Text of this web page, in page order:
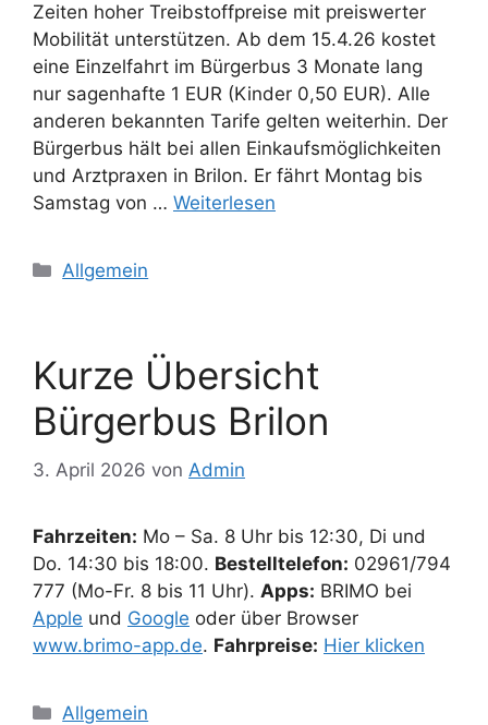
Zeiten hoher Treibstoffpreise mit preiswerter
Mobilität unterstützen. Ab dem 15.4.26 kostet
eine Einzelfahrt im Bürgerbus 3 Monate lang
nur sagenhafte 1 EUR (Kinder 0,50 EUR). Alle
anderen bekannten Tarife gelten weiterhin. Der
Bürgerbus hält bei allen Einkaufsmöglichkeiten
und Arztpraxen in Brilon. Er fährt Montag bis
Samstag von … Weiterlesen
Kategorien
Allgemein
Kurze Übersicht
Bürgerbus Brilon
3. April 2026 von Admin
Fahrzeiten: Mo – Sa. 8 Uhr bis 12:30, Di und
Do. 14:30 bis 18:00. Bestelltelefon: 02961/794
777 (Mo-Fr. 8 bis 11 Uhr). Apps: BRIMO bei
Apple und Google oder über Browser
www.brimo-app.de. Fahrpreise: Hier klicken
Kategorien
Allgemein